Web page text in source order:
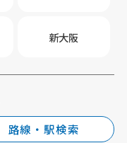
新大阪
路線・駅検索